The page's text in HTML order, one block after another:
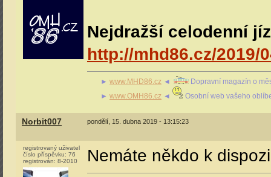
Nejdražší celodenní
http://mhd86.cz/2019/
► www.MHD86.cz ◄
Dopravní magazín o
► www.OMH86.cz ◄ Osobní web vašeho
Norbit007 pondělí, 15. dubna 2019 - 13:15:23
registrovaný uživatel
číslo příspěvku: 76
registrován: 8-2010 Nemáte někdo k